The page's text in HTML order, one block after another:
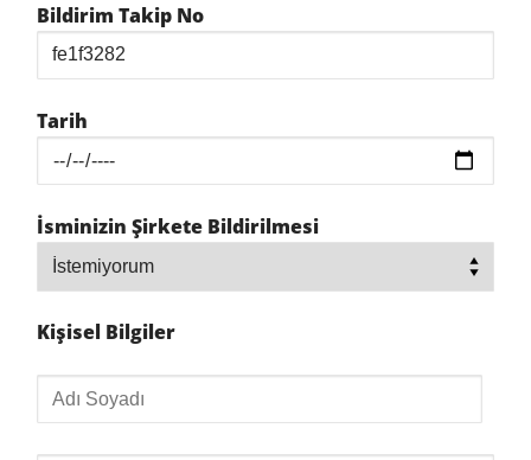
Bildirim Takip No
Tarih
İsminizin Şirkete Bildirilmesi
Kişisel Bilgiler